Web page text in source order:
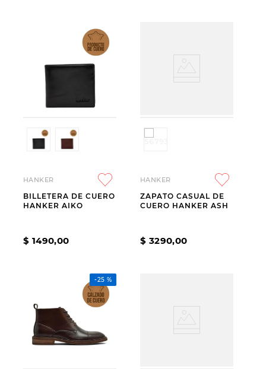
HANKER
BILLETERA DE CUERO
HANKER AIKO
$ 1490,00
HANKER
ZAPATO CASUAL DE
CUERO HANKER ASH
$ 3290,00
-25 %